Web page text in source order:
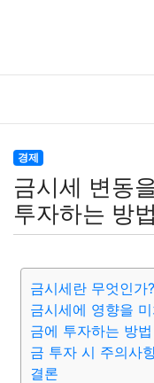
경제
금시세 변동
투자하는 방법
금시세란 무엇인가?
금시세에 영향을
금에 투자하는 방법
금 투자 시 주의사
결론